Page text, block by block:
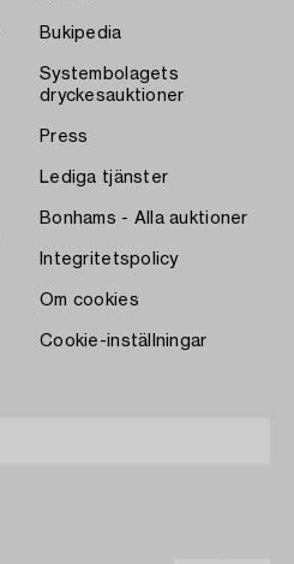
Bukipedia
Systembolagets
dryckesauktioner
Press
Lediga tjänster
Bonhams - Alla auktioner
Integritetspolicy
Om cookies
Cookie-inställningar